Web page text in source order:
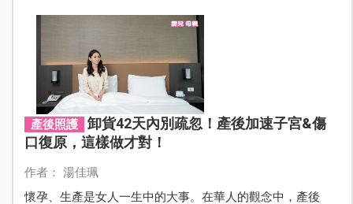
產後照護
卸貨42天內別疏忽！產後加速子宮&傷
口復原，這樣做才對！
作者： 湯佳珮
懷孕、生產是女人一生中的大事。在華人的觀念中，產後